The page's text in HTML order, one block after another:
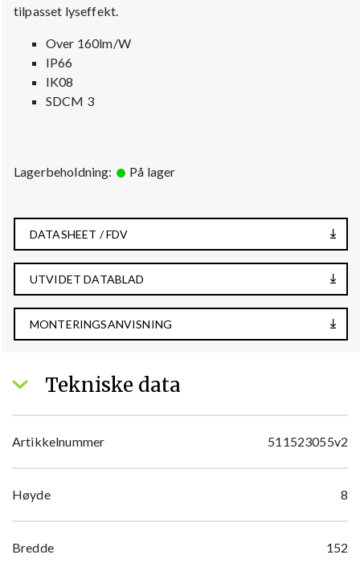
tilpasset lyseffekt.
Over 160lm/W
IP66
IK08
SDCM 3
Lagerbeholdning: På lager
DATASHEET / FDV
UTVIDET DATABLAD
MONTERINGSANVISNING
Tekniske data
Artikkelnummer 511523055v2
Høyde 8
Bredde 152